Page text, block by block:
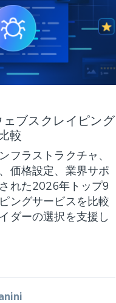
ブスクレイピング
較
フラストラクチャ、
価格設定、業界サポ
れた2026年トップ9
ングサービスを比較
ダーの選択を支援し